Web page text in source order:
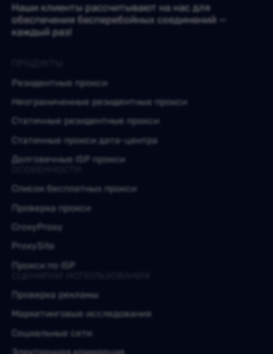
Наши клиенты рассчитывают на нас для
обеспечения бесперебойных соединений —
каждый раз!
Резидентные прокси
Неограниченные резидентные прокси
Статичные резидентные прокси
Статичные прокси дата-центра
Долговечные ISP прокси
Список бесплатных прокси
Проверка прокси
CroxyProxy
ProxySite
Прокси по ISP
Проверка рекламы
Маркетинговые исследования
Социальные сети